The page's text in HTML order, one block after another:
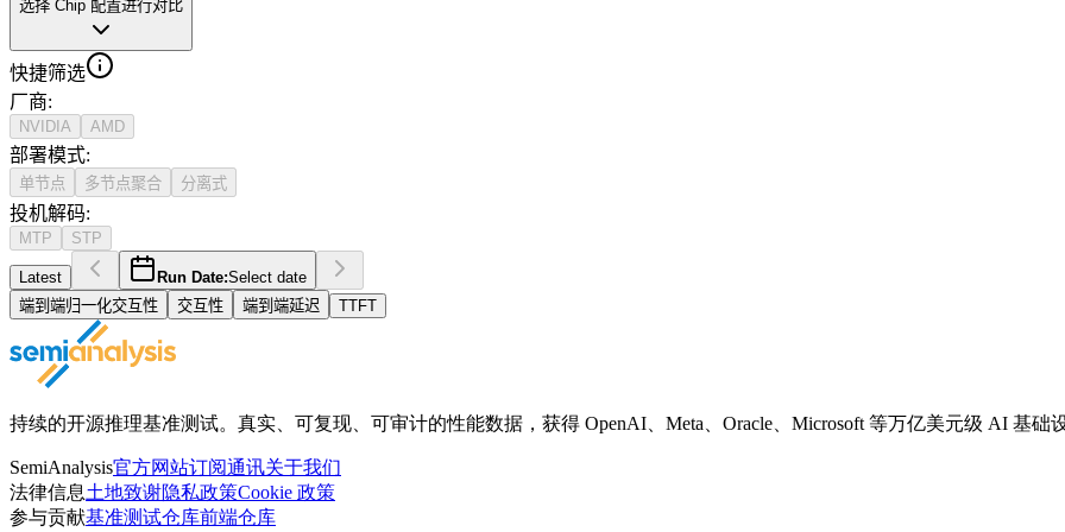
选择 Chip 配置进行对比
快捷筛选
厂商:
NVIDIA AMD
部署模式:
单节点 多节点聚合 分离式
投机解码:
MTP STP
Latest Run Date:Select date
端到端归一化交互性
交互性 端到端延迟 TTFT
持续的开源推理基准测试。真实、可复现、可审计的性能数据，获得 OpenAI、Meta、Oracle、Microsoft 等万亿美元级 AI 基础
SemiAnalysis官方网站订阅通讯关于我们
法律信息土地致谢隐私政策Cookie 政策
参与贡献基准测试仓库前端仓库